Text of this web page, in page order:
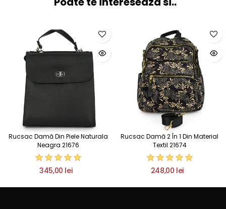
Rucsac Damă Din Piele Naturala
Neagra 21676
345,00 lei
Rucsac Damă 2 În 1 Din Material
Textil 21674
248,00 lei